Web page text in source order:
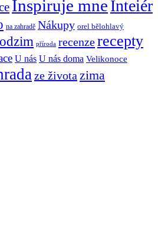
Inspiruje mneInteiér
na zahradě Nákupy orel bělohlavý
příroda recenzerecepty
U nás U nás doma Velikonoce
ze životazima